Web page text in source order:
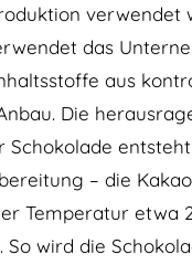
verwendet
das
aus
Die
Schokolade
– die
Temperatur etwa
So wird die